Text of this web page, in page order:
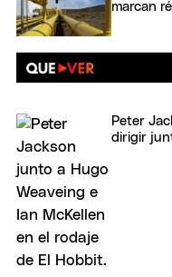
marcan
Peter
dirigir